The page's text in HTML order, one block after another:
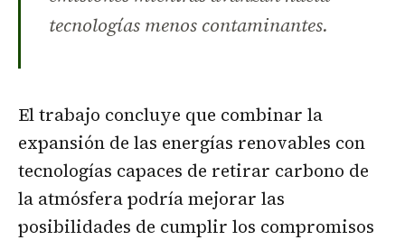
tecnologías menos contaminantes.
El trabajo concluye que combinar la
expansión de las energías renovables con
tecnologías capaces de retirar carbono de
la atmósfera podría mejorar las
posibilidades de cumplir los compromisos